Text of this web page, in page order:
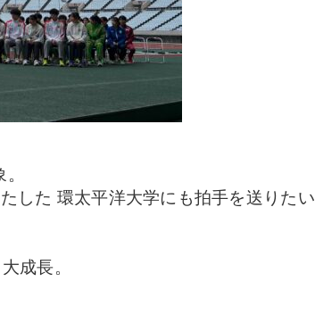
した 環太平洋大学にも拍手を送りたい
成長。